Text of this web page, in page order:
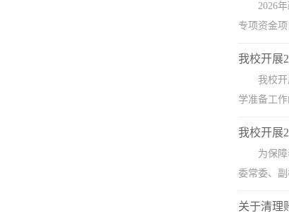
2026
专项资金
我校开展
我校
学准备工
我校开展
为保
委常委、
关于清理